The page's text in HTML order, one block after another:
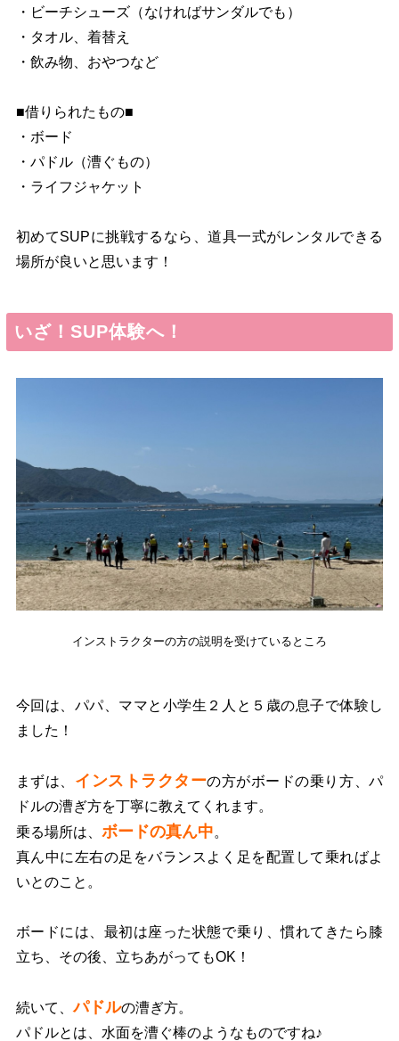
・ビーチシューズ（なければサンダルでも）
・タオル、着替え
・飲み物、おやつなど
■借りられたもの■
・ボード
・パドル（漕ぐもの）
・ライフジャケット
初めてSUPに挑戦するなら、道具一式がレンタルできる
場所が良いと思います！
いざ！SUP体験へ！
インストラクターの方の説明を受けているところ
今回は、パパ、ママと小学生２人と５歳の息子で体験し
ました！
まずは、 インストラクターの方がボードの乗り方、パ
ドルの漕ぎ方を丁寧に教えてくれます。
乗る場所は、 ボードの真ん中。
真ん中に左右の足をバランスよく足を配置して乗ればよ
いとのこと。
ボードには、最初は座った状態で乗り、慣れてきたら膝
立ち、その後、立ちあがってもOK！
続いて、パドルの漕ぎ方。
パドルとは、水面を漕ぐ棒のようなものですね♪